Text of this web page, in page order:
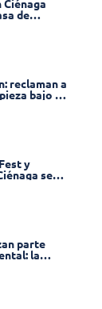
de
en 2026
reclaman a
bajo el
11
y
se
de la
parte
la